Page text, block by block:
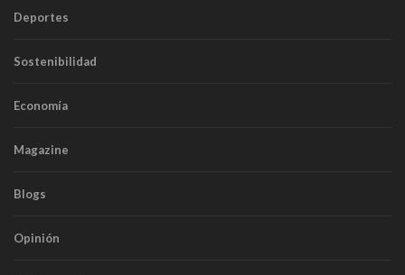
Deportes
Sostenibilidad
Economía
Magazine
Blogs
Opinión